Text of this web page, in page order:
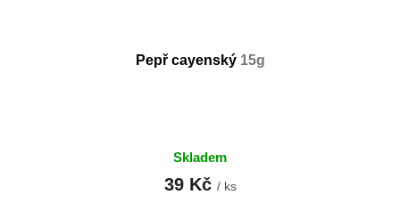
Pepř cayenský 15g
Skladem
39 Kč / ks